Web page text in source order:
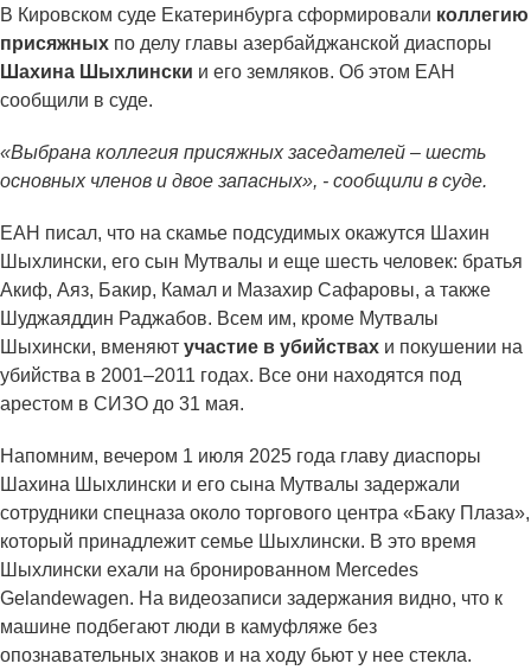
В Кировском суде Екатеринбурга сформировали коллегию
присяжных по делу главы азербайджанской диаспоры
Шахина Шыхлински и его земляков. Об этом ЕАН
сообщили в суде.
«Выбрана коллегия присяжных заседателей – шесть
основных членов и двое запасных», - сообщили в суде.
ЕАН писал, что на скамье подсудимых окажутся Шахин
Шыхлински, его сын Мутвалы и еще шесть человек: братья
Акиф, Аяз, Бакир, Камал и Мазахир Сафаровы, а также
Шуджаяддин Раджабов. Всем им, кроме Мутвалы
Шыхински, вменяют участие в убийствах и покушении на
убийства в 2001–2011 годах. Все они находятся под
арестом в СИЗО до 31 мая.
Напомним, вечером 1 июля 2025 года главу диаспоры
Шахина Шыхлински и его сына Мутвалы задержали
сотрудники спецназа около торгового центра «Баку Плаза»,
который принадлежит семье Шыхлински. В это время
Шыхлински ехали на бронированном Mercedes
Gelandewagen. На видеозаписи задержания видно, что к
машине подбегают люди в камуфляже без
опознавательных знаков и на ходу бьют у нее стекла.